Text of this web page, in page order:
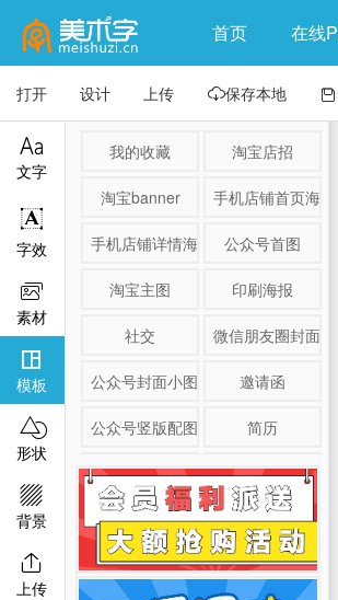
首页 在线
打开 设计 上传 保存本地 

文字

字效

素材

模板

形状

背景

上传
我的收藏 淘宝店招
淘宝banner 手机店铺首页海报
手机店铺详情海报 公众号首图
淘宝主图 印刷海报
社交 微信朋友圈封面
公众号封面小图 邀请函
公众号竖版配图 简历
淘宝详情页 产品展示图
移动端淘宝banner二维码模板图片